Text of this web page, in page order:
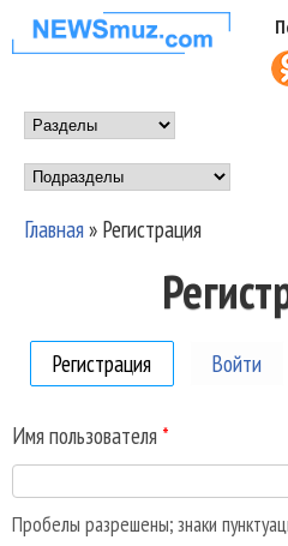
Перейти к
НОВОСТИ
МУЗЫКИ И
ШОУ БИЗНЕСА
NEWSMUZ.COM
Main menu
Подразделы
Главная» Регистрация
Регистрация (активнаяВойти
Имя пользователя *
Пробелы разрешены; знаки